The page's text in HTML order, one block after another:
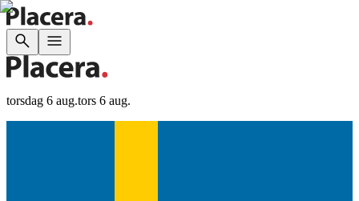
torsdag 6 aug.tors 6 aug.